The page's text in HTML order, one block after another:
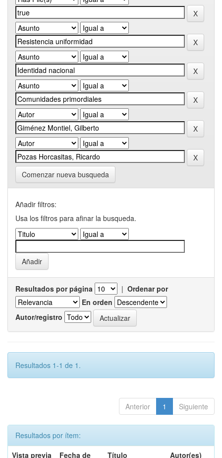
Comenzar nueva busqueda
Añadir filtros:
Usa los filtros para afinar la busqueda.
Resultados por página | Ordenar por
En orden
Autor/registro
Resultados 1-1 de 1.
Anterior 1 Siguiente
Resultados por ítem:
Vista previa
Fecha de
Título Autor(es)